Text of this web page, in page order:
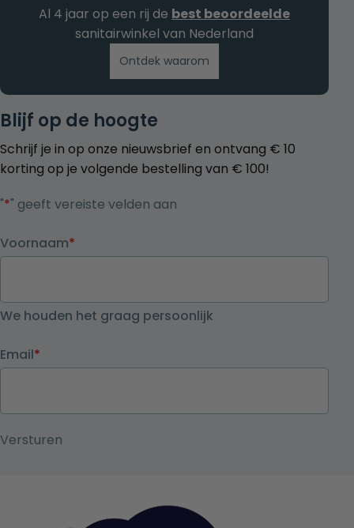
Blijf op de hoogte
Schrijf je in op onze nieuwsbrief en ontvang € 10
korting op je volgende bestelling van € 100!
"*" geeft vereiste velden aan
Voornaam*
We houden het graag persoonlijk
Email*
Al 4 jaar op een rij de best beoordeelde
sanitairwinkel van Nederland
Ontdek waarom